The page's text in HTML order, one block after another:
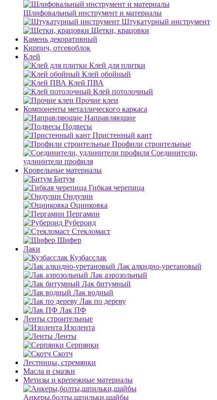
Шлифовальный инструмент и материалы
Штукатурный инструмент
Щетки, крацовки
Камень декоративный
Кирпич, отсевоблок
Клей
Клей для плитки
Клей обойный
Клей ПВА
Клей потолочный
Прочие клеи
Компоненты металлического каркаса
Направляющие
Подвесы
Пристенный кант
Профили строительные
Соединители,
удлинители профиля
Кровельные материалы
Битум
Гибкая черепица
Ондулин
Оцинковка
Пергамин
Рубероид
Стекломаст
Шифер
Лаки
Кузбасслак
Лак алкидно-уретановый
Лак аэрозольный
Лак битумный
Лак водный
Лак по дереву
Лак ПФ
Ленты строительные
Изолента
Ленты
Серпянки
Скотч
Лестницы, стремянки
Масла и смазки
Метизы и крепежные материалы
Анкеры,болты,шпильки,шайбы